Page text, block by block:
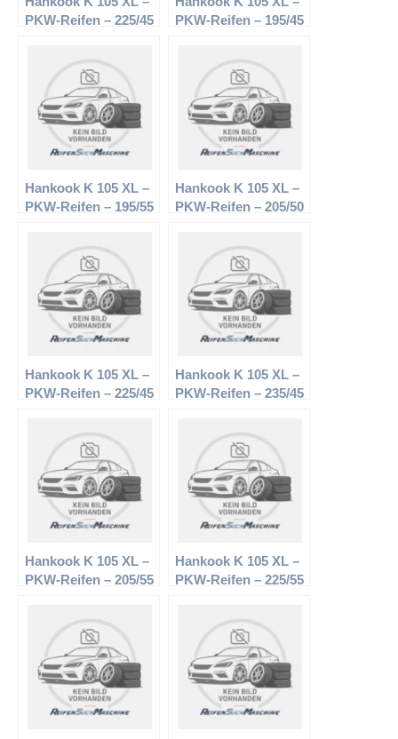
PKW-Reifen – 225/45
PKW-Reifen – 195/45
Hankook K 105 XL –
PKW-Reifen – 195/55
Hankook K 105 XL –
PKW-Reifen – 205/50
Hankook K 105 XL –
PKW-Reifen – 225/45
Hankook K 105 XL –
PKW-Reifen – 235/45
Hankook K 105 XL –
PKW-Reifen – 205/55
Hankook K 105 XL –
PKW-Reifen – 225/55